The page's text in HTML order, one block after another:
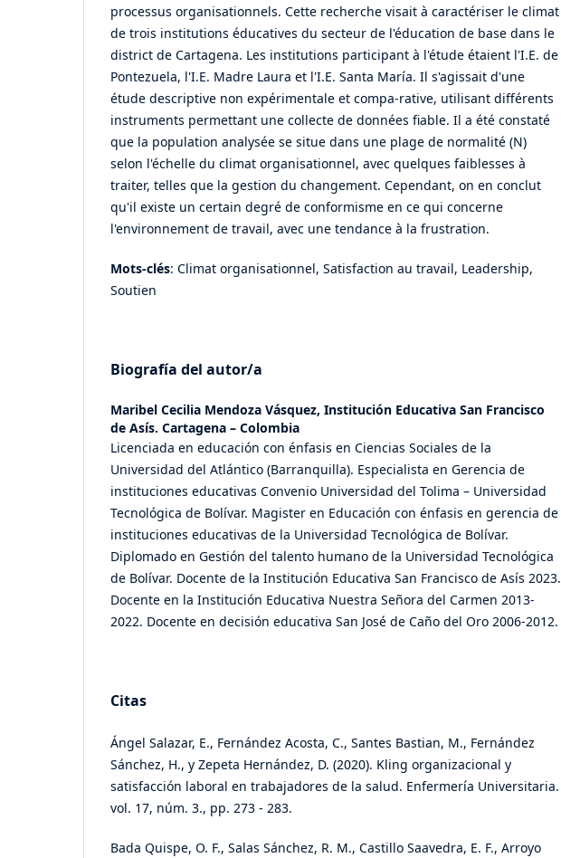
processus organisationnels. Cette recherche visait à caractériser le climat
de trois institutions éducatives du secteur de l'éducation de base dans le
district de Cartagena. Les institutions participant à l'étude étaient l'I.E. de
Pontezuela, l'I.E. Madre Laura et l'I.E. Santa María. Il s'agissait d'une
étude descriptive non expérimentale et compa-rative, utilisant différents
instruments permettant une collecte de données fiable. Il a été constaté
que la population analysée se situe dans une plage de normalité (N)
selon l'échelle du climat organisationnel, avec quelques faiblesses à
traiter, telles que la gestion du changement. Cependant, on en conclut
qu'il existe un certain degré de conformisme en ce qui concerne
l'environnement de travail, avec une tendance à la frustration.
Mots-clés: Climat organisationnel, Satisfaction au travail, Leadership,
Soutien
Biografía del autor/a
Maribel Cecilia Mendoza Vásquez, Institución Educativa San Francisco
de Asís. Cartagena – Colombia
Licenciada en educación con énfasis en Ciencias Sociales de la
Universidad del Atlántico (Barranquilla). Especialista en Gerencia de
instituciones educativas Convenio Universidad del Tolima – Universidad
Tecnológica de Bolívar. Magister en Educación con énfasis en gerencia de
instituciones educativas de la Universidad Tecnológica de Bolívar.
Diplomado en Gestión del talento humano de la Universidad Tecnológica
de Bolívar. Docente de la Institución Educativa San Francisco de Asís 2023.
Docente en la Institución Educativa Nuestra Señora del Carmen 2013-
2022. Docente en decisión educativa San José de Caño del Oro 2006-2012.
Citas
Ángel Salazar, E., Fernández Acosta, C., Santes Bastian, M., Fernández
Sánchez, H., y Zepeta Hernández, D. (2020). Kling organizacional y
satisfacción laboral en trabajadores de la salud. Enfermería Universitaria.
vol. 17, núm. 3., pp. 273 - 283.
Bada Quispe, O. F., Salas Sánchez, R. M., Castillo Saavedra, E. F., Arroyo